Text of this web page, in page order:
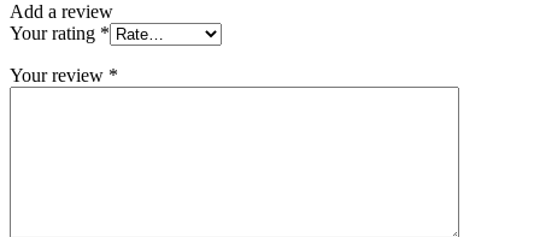
Add a review
Your rating *
Your review *